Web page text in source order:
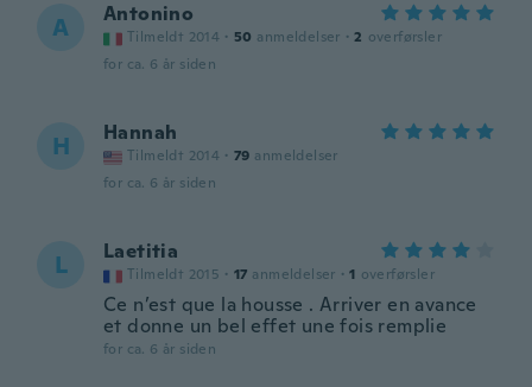
A Antonino
Tilmeldt 2014 · 50 anmeldelser · 2 overførsler
for ca. 6 år siden
H Hannah
Tilmeldt 2014 · 79 anmeldelser
for ca. 6 år siden
L Laetitia
Tilmeldt 2015 · 17 anmeldelser · 1 overførsler
Ce n’est que la housse . Arriver en avance
et donne un bel effet une fois remplie
for ca. 6 år siden